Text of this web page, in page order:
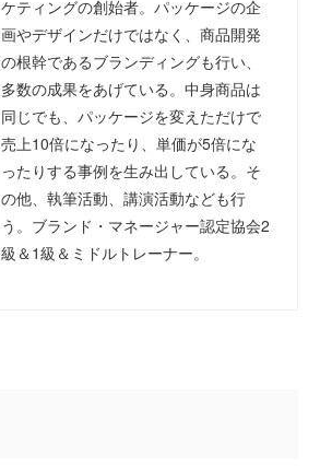
ケティングの創始者。パッケージの企
画やデザインだけではなく、商品開発
の根幹であるブランディングも行い、
多数の成果をあげている。中身商品は
同じでも、パッケージを変えただけで
売上10倍になったり、単価が5倍にな
ったりする事例を生み出している。そ
の他、執筆活動、講演活動なども行
う。ブランド・マネージャー認定協会2
級＆1級＆ミドルトレーナー。